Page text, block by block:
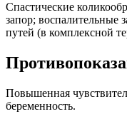
Спастические
запор; воспалительные
путей (в комплексной
Повышенная
беременность.